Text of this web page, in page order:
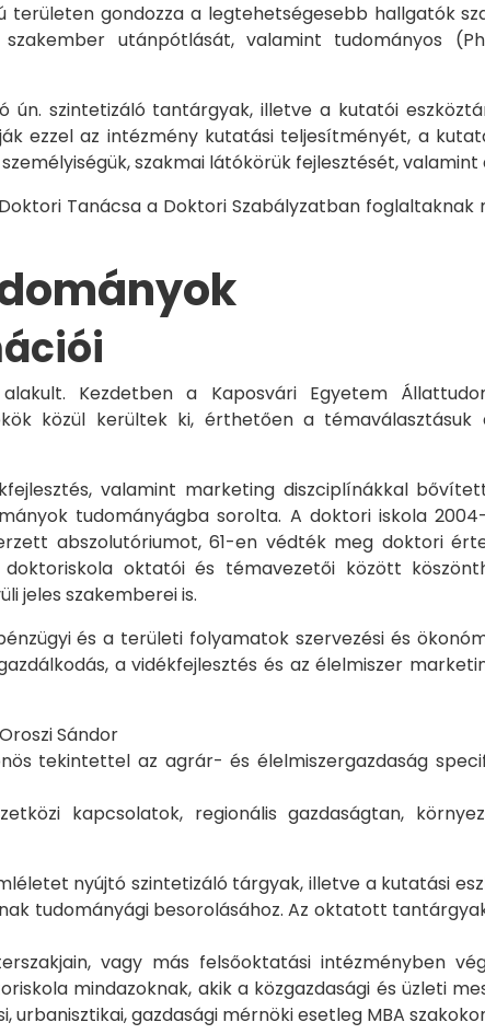
területen gondozza a legtehetségesebb hallgatók
utánpótlását, valamint tudományos
szintetizáló tantárgyak, illetve a kutatói
ezzel az intézmény kutatási teljesítményét, a
szakmai látókörük fejlesztését,
Tanácsa a Doktori Szabályzatban
alakult. Kezdetben a Kaposvári Egyetem
közül kerültek ki, érthetően a témaválasztásuk
valamint marketing diszciplínákkal
tudományágba sorolta. A doktori iskola
abszolutóriumot, 61-en védték meg doktori
oktatói és témavezetői között
jeles szakemberei is.
és a területi folyamatok szervezési és
a vidékfejlesztés és az élelmiszer
Sándor
tekintettel az agrár- és élelmiszergazdaság
kapcsolatok, regionális gazdaságtan,
nyújtó szintetizáló tárgyak, illetve a kutatási
tudományági besorolásához. Az oktatott
vagy más felsőoktatási intézményben
mindazoknak, akik a közgazdasági és üzleti
gazdasági mérnöki esetleg MBA